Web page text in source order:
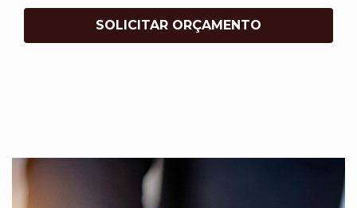
SOLICITAR ORÇAMENTO